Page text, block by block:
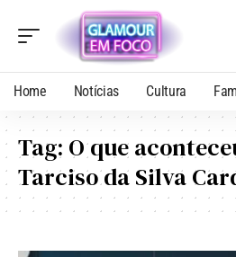
Home Notícias Cultura
Tag: O que
Tarciso da Silva